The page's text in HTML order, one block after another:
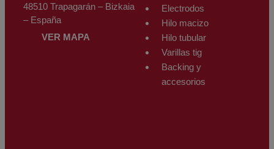
48510 Trapagarán – Bizkaia
– España
VER MAPA
Electrodos
Hilo macizo
Hilo tubular
Varillas tig
Backing y
accesorios